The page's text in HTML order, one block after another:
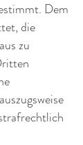
Dem
die
zu